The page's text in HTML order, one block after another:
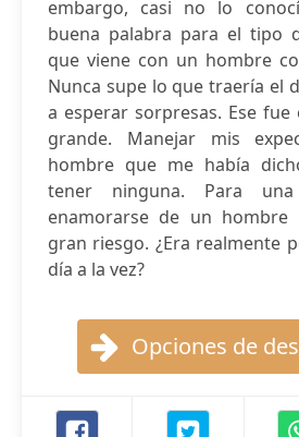
embargo, casi no lo
buena palabra para el tipo
que viene con un hombre
Nunca supe lo que traería el
a esperar sorpresas. Ese
grande. Manejar mis
hombre que me había
tener ninguna. Para
enamorarse de un
gran riesgo. ¿Era realmente
día a la vez?
Opciones de